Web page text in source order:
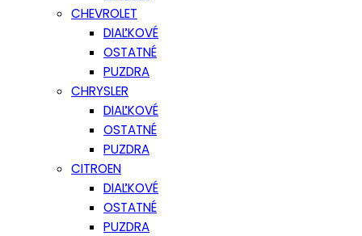
CHEVROLET
DIAĽKOVÉ
OSTATNÉ
PUZDRA
CHRYSLER
DIAĽKOVÉ
OSTATNÉ
PUZDRA
CITROEN
DIAĽKOVÉ
OSTATNÉ
PUZDRA